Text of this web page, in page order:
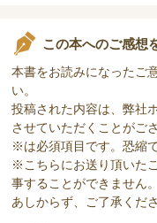
この本へのご感想
本書をお読みになったご
い。
投稿された内容は、弊社
させていただくことがご
※は必須項目です。恐縮
※こちらにお送り頂いた
事することができません。
あしからず、ご了承くだ